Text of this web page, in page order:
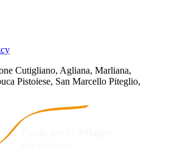
Cutigliano, Agliana, Marliana,
Pistoiese, San Marcello Piteglio,